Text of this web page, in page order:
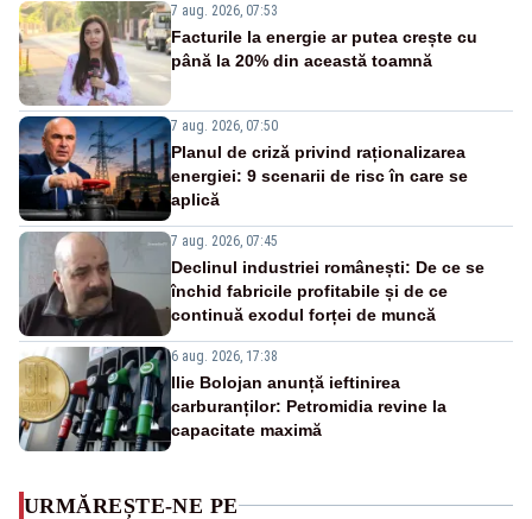
7 aug. 2026, 07:53
Facturile la energie ar putea crește cu
până la 20% din această toamnă
7 aug. 2026, 07:50
Planul de criză privind raționalizarea
energiei: 9 scenarii de risc în care se
aplică
7 aug. 2026, 07:45
Declinul industriei românești: De ce se
închid fabricile profitabile și de ce
continuă exodul forței de muncă
6 aug. 2026, 17:38
Ilie Bolojan anunță ieftinirea
carburanților: Petromidia revine la
capacitate maximă
URMĂREȘTE-NE PE